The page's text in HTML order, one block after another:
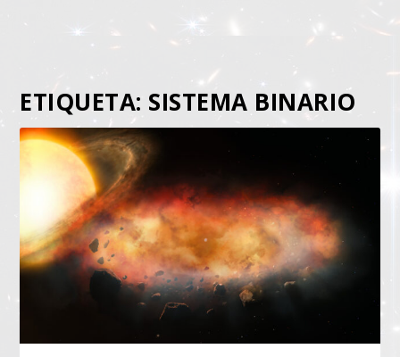
ETIQUETA: SISTEMA BINARIO